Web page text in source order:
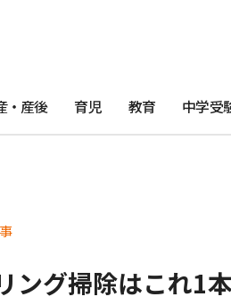
・産後 育児 教育 中学受
ング掃除はこれ1